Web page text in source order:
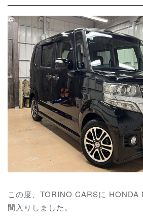
この度、TORINO CARSに HONDA
間入りしました。